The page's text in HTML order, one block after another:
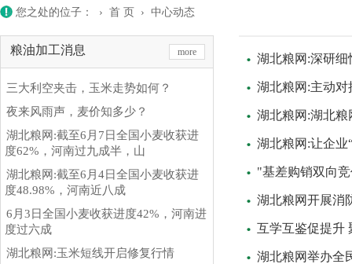
您之处的位子： › 首 页 › 中心动态
粮油加工消息 more
三大利空夹击，玉米走势如何？
夜来风雨声，麦价知多少？
湖北粮网:截至6月7日全国小麦收获进
度62%，河南过九成半，山
湖北粮网:截至6月4日全国小麦收获进
度48.98%，河南近八成
6月3日全国小麦收获进度42%，河南进
度过六成
湖北粮网:玉米短线开启修复行情
湖北粮网:深研
湖北粮网:主动
湖北粮网:湖北
湖北粮网:让企业
"基差购销双向
湖北粮网开展消
互学互鉴促提升
湖北粮网举办全